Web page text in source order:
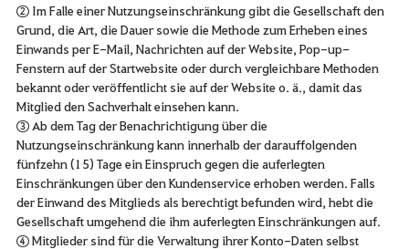
② Im Falle einer Nutzungseinschränkung gibt die Gesellschaft den
Grund, die Art, die Dauer sowie die Methode zum Erheben eines
Einwands per E-Mail, Nachrichten auf der Website, Pop-up-
Fenstern auf der Startwebsite oder durch vergleichbare Methoden
bekannt oder veröffentlicht sie auf der Website o. ä., damit das
Mitglied den Sachverhalt einsehen kann.
③ Ab dem Tag der Benachrichtigung über die
Nutzungseinschränkung kann innerhalb der darauffolgenden
fünfzehn (15) Tage ein Einspruch gegen die auferlegten
Einschränkungen über den Kundenservice erhoben werden. Falls
der Einwand des Mitglieds als berechtigt befunden wird, hebt die
Gesellschaft umgehend die ihm auferlegten Einschränkungen auf.
④ Mitglieder sind für die Verwaltung ihrer Konto-Daten selbst